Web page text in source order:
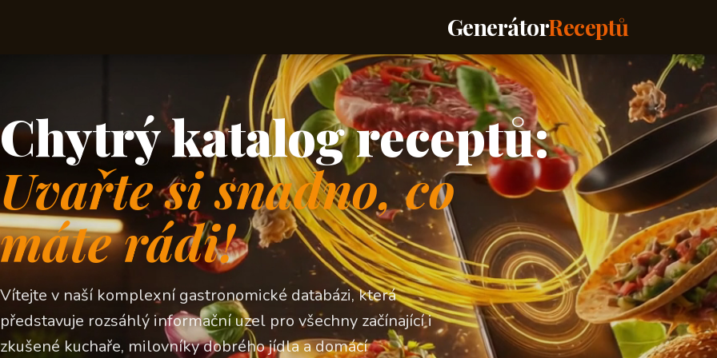
GenerátorReceptů
Chytrý katalog receptů:
Uvařte si snadno, co
máte rádi!
Vítejte v naší komplexní gastronomické databázi, která
představuje rozsáhlý informační uzel pro všechny začínající i
zkušené kuchaře, milovníky dobrého jídla a domácí